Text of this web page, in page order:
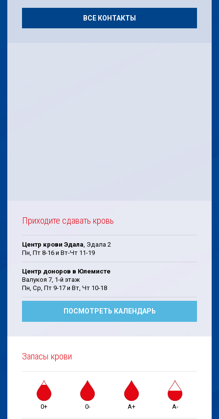
ВСЕ КОНТАКТЫ
Приходите сдавать кровь
Центр крови Эдала, Эдала 2
Пн, Пт 8-16 и Вт-Чт 11-19
Центр доноров в Юлемисте
Валукоя 7, 1-й этаж
Пн, Cp, Пт 9-17 и Bт, Чт 10-18
ПОСМОТРЕТЬ КАЛЕНДАРЬ
Запасы крови
0+ 0- A+ A-